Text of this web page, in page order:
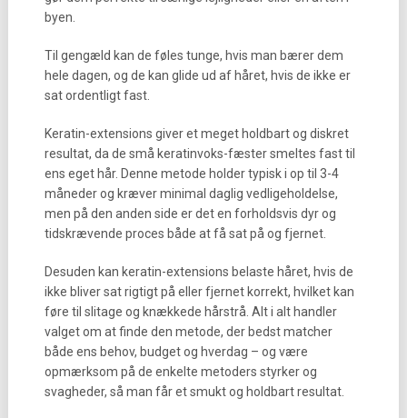
byen.
Til gengæld kan de føles tunge, hvis man bærer dem
hele dagen, og de kan glide ud af håret, hvis de ikke er
sat ordentligt fast.
Keratin-extensions giver et meget holdbart og diskret
resultat, da de små keratinvoks-fæster smeltes fast til
ens eget hår. Denne metode holder typisk i op til 3-4
måneder og kræver minimal daglig vedligeholdelse,
men på den anden side er det en forholdsvis dyr og
tidskrævende proces både at få sat på og fjernet.
Desuden kan keratin-extensions belaste håret, hvis de
ikke bliver sat rigtigt på eller fjernet korrekt, hvilket kan
føre til slitage og knækkede hårstrå. Alt i alt handler
valget om at finde den metode, der bedst matcher
både ens behov, budget og hverdag – og være
opmærksom på de enkelte metoders styrker og
svagheder, så man får et smukt og holdbart resultat.